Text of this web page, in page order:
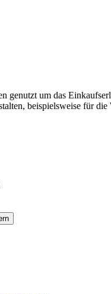
genutzt um das
beispielsweise für